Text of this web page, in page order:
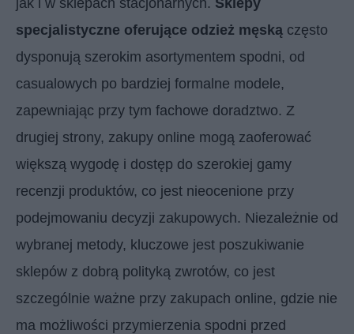
specjalistyczne oferujące odzież męską często
dysponują szerokim asortymentem spodni, od
casualowych po bardziej formalne modele,
zapewniając przy tym fachowe doradztwo. Z
drugiej strony, zakupy online mogą zaoferować
większą wygodę i dostęp do szerokiej gamy
recenzji produktów, co jest nieocenione przy
podejmowaniu decyzji zakupowych. Niezależnie od
wybranej metody, kluczowe jest poszukiwanie
sklepów z dobrą polityką zwrotów, co jest
szczególnie ważne przy zakupach online, gdzie nie
ma możliwości przymierzenia spodni przed